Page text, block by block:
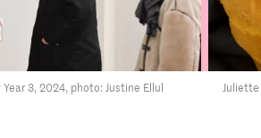
3, 2024, photo: Justine Ellul